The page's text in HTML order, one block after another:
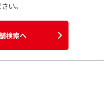
い。
検索へ